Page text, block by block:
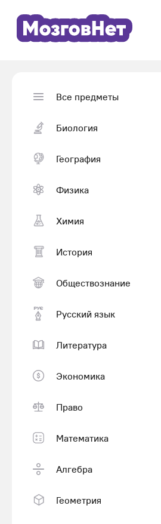
Все предметы
Биология
География
Физика
Химия
История
Обществознание
Русский язык
Литература
Экономика
Право
Математика
Алгебра
Геометрия